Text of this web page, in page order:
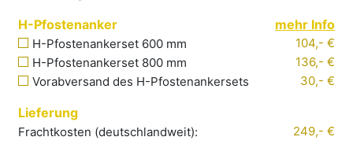
H-Pfostenanker mehr Info
H-Pfostenankerset 600 mm
104,- €
H-Pfostenankerset 800 mm
136,- €
Vorabversand des H-Pfostenankersets 30,- €
Lieferung
Frachtkosten (deutschlandweit): 249,- €